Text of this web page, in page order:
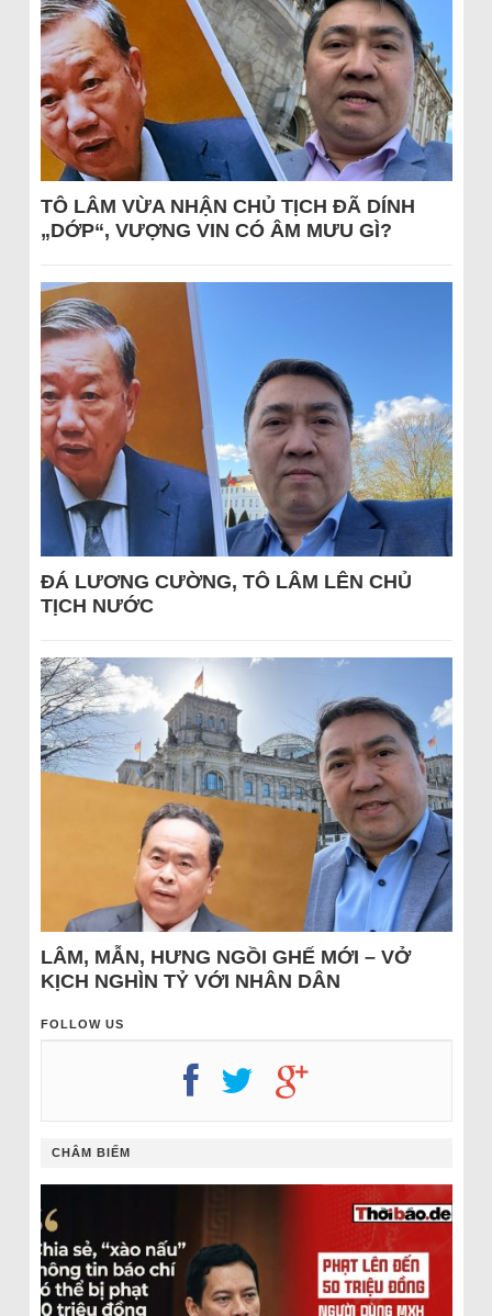
TÔ LÂM VỪA NHẬN CHỦ TỊCH ĐÃ DÍNH
„DỚP“, VƯỢNG VIN CÓ ÂM MƯU GÌ?
ĐÁ LƯƠNG CƯỜNG, TÔ LÂM LÊN CHỦ
TỊCH NƯỚC
LÂM, MẪN, HƯNG NGỒI GHẾ MỚI – VỞ
KỊCH NGHÌN TỶ VỚI NHÂN DÂN
FOLLOW US
CHÂM BIẾM